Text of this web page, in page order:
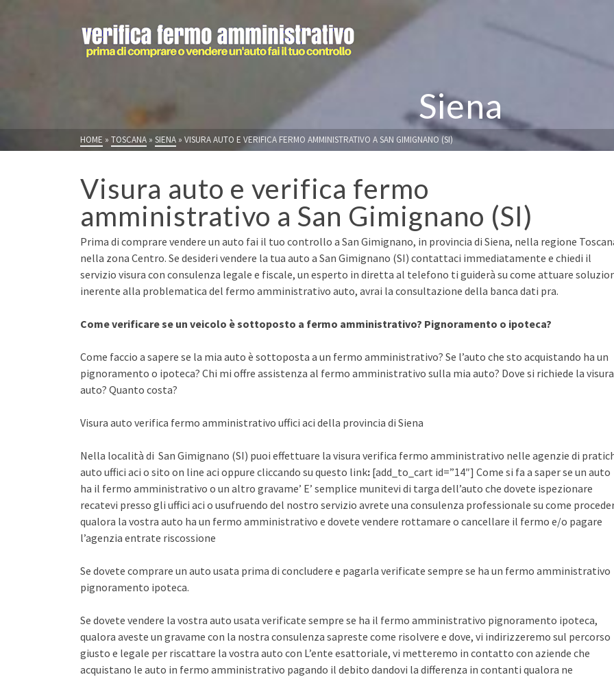
Siena
HOME » TOSCANA » SIENA » VISURA AUTO E VERIFICA FERMO AMMINISTRATIVO A SAN GIMIGNANO (SI)
Visura auto e verifica fermo
amministrativo a San Gimignano (SI)
Prima di comprare vendere un auto fai il tuo controllo a San Gimignano, in provincia di Siena, nella regione
nella zona Centro. Se desideri vendere la tua auto a San Gimignano (SI) contattaci immediatamente e chiedi il
servizio visura con consulenza legale e fiscale, un esperto in diretta al telefono ti guiderà su come attuare
inerente alla problematica del fermo amministrativo auto, avrai la consultazione della banca dati pra.
Come verificare se un veicolo è sottoposto a fermo amministrativo? Pignoramento o ipoteca?
Come faccio a sapere se la mia auto è sottoposta a un fermo amministrativo? Se l’auto che sto acquistando ha un
pignoramento o ipoteca? Chi mi offre assistenza al fermo amministrativo sulla mia auto? Dove si richiede la visura
auto? Quanto costa?
Visura auto verifica fermo amministrativo uffici aci della provincia di Siena
Nella località di San Gimignano (SI) puoi effettuare la visura verifica fermo amministrativo nelle agenzie di
auto uffici aci o sito on line aci oppure cliccando su questo link: [add_to_cart id=”14″] Come si fa a saper se un auto
ha il fermo amministrativo o un altro gravame’ E’ semplice munitevi di targa dell’auto che dovete ispezionare
recatevi presso gli uffici aci o usufruendo del nostro servizio avrete una consulenza professionale su come
qualora la vostra auto ha un fermo amministrativo e dovete vendere rottamare o cancellare il fermo e/o pagare
l’agenzia entrate riscossione
Se dovete comprare un auto usata prima di concludere e pagarla verificate sempre se ha un fermo amministrativo
pignoramento ipoteca.
Se dovete vendere la vostra auto usata verificate sempre se ha il fermo amministrativo pignoramento ipoteca,
qualora aveste un gravame con la nostra consulenza sapreste come risolvere e dove, vi indirizzeremo sul percorso
giusto e legale per riscattare la vostra auto con L’ente esattoriale, vi metteremo in contatto con aziende che
acquistano le auto in fermo amministrativo pagando il debito dandovi la differenza in contanti qualora ne